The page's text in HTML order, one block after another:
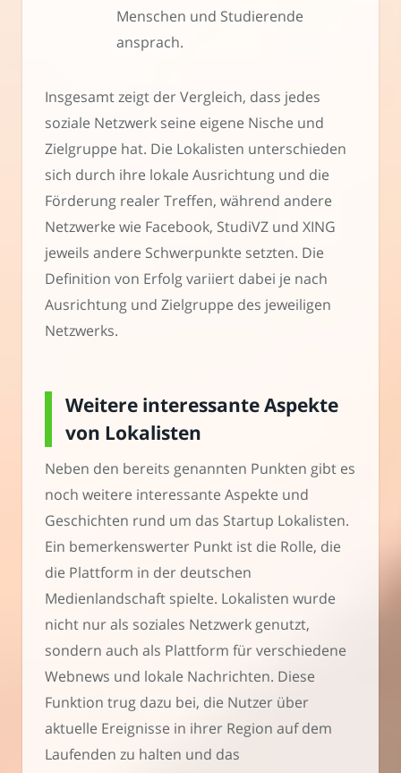
Menschen und Studierende
ansprach.
Insgesamt zeigt der Vergleich, dass jedes
soziale Netzwerk seine eigene Nische und
Zielgruppe hat. Die Lokalisten unterschieden
sich durch ihre lokale Ausrichtung und die
Förderung realer Treffen, während andere
Netzwerke wie Facebook, StudiVZ und XING
jeweils andere Schwerpunkte setzten. Die
Definition von Erfolg variiert dabei je nach
Ausrichtung und Zielgruppe des jeweiligen
Netzwerks.
Weitere interessante Aspekte
von Lokalisten
Neben den bereits genannten Punkten gibt es
noch weitere interessante Aspekte und
Geschichten rund um das Startup Lokalisten.
Ein bemerkenswerter Punkt ist die Rolle, die
die Plattform in der deutschen
Medienlandschaft spielte. Lokalisten wurde
nicht nur als soziales Netzwerk genutzt,
sondern auch als Plattform für verschiedene
Webnews und lokale Nachrichten. Diese
Funktion trug dazu bei, die Nutzer über
aktuelle Ereignisse in ihrer Region auf dem
Laufenden zu halten und das